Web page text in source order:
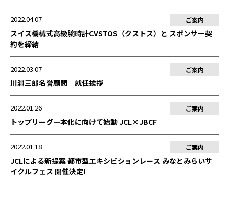
2022.04.07 ご案内
スイス機械式高級腕時計CVSTOS（クストス）と スポンサー契
約を締結
2022.03.07 ご案内
川淵三郎名誉顧問 就任挨拶
2022.01.26 ご案内
トップリーグ一本化に向けて始動 JCL×JBCF
2022.01.18 ご案内
JCLによる新提案 都市型エキシビションレース みなとみらいサ
イクルフェス 開催決定!